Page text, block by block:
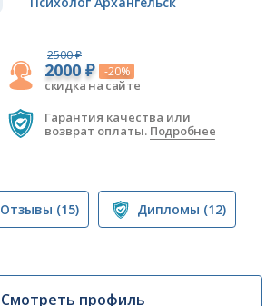
2500 ₽
2000 ₽ -20%
скидка на сайте
Гарантия качества или
возврат оплаты. Подробнее
Отзывы (15) Дипломы (12)
Смотреть профиль